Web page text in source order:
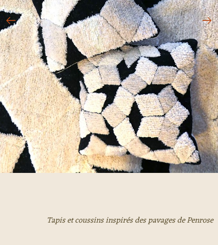
Tapis et coussins inspirés des pavages de Penrose